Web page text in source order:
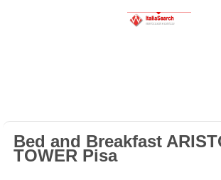
Bed and Breakfast
TOWER Pisa